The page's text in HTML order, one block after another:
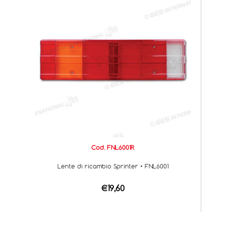
Cod. FNL6001R
Lente di ricambio Sprinter • FNL6001
€19,60